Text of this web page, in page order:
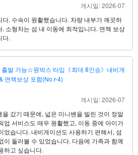
게시일: 2026-07
. 수속이 원활했습니다. 차량 내부가 깨끗하
소형차는 섬 내 이동에 최적입니다. 면책 보상
다.
발 가능☆원박스 타입《최대 8인승》내비게
면책보상 포함(No.r-4)
게시일: 2026-07
갔기 때문에, 넓은 미니밴을 빌린 것이 정말
업 서비스도 매우 원활했고, 이동 중에 아이가
었습니다. 내비게이션도 사용하기 편해서, 섬
이 둘러볼 수 있었습니다. 다음에 가족과 함께
하고 싶습니다.